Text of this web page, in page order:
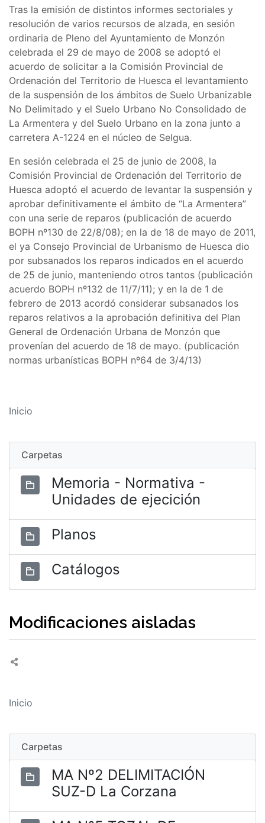
Tras la emisión de distintos informes sectoriales y
resolución de varios recursos de alzada, en sesión
ordinaria de Pleno del Ayuntamiento de Monzón
celebrada el 29 de mayo de 2008 se adoptó el
acuerdo de solicitar a la Comisión Provincial de
Ordenación del Territorio de Huesca el levantamiento
de la suspensión de los ámbitos de Suelo Urbanizable
No Delimitado y el Suelo Urbano No Consolidado de
La Armentera y del Suelo Urbano en la zona junto a
carretera A-1224 en el núcleo de Selgua.
En sesión celebrada el 25 de junio de 2008, la
Comisión Provincial de Ordenación del Territorio de
Huesca adoptó el acuerdo de levantar la suspensión y
aprobar definitivamente el ámbito de “La Armentera”
con una serie de reparos (publicación de acuerdo
BOPH nº130 de 22/8/08); en la de 18 de mayo de 2011,
el ya Consejo Provincial de Urbanismo de Huesca dio
por subsanados los reparos indicados en el acuerdo
de 25 de junio, manteniendo otros tantos (publicación
acuerdo BOPH nº132 de 11/7/11); y en la de 1 de
febrero de 2013 acordó considerar subsanados los
reparos relativos a la aprobación definitiva del Plan
General de Ordenación Urbana de Monzón que
provenían del acuerdo de 18 de mayo. (publicación
normas urbanísticas BOPH nº64 de 3/4/13)
Inicio
Carpetas
Memoria - Normativa -
Unidades de ejecición
Planos
Catálogos
Modificaciones aisladas
Inicio
Carpetas
MA Nº2 DELIMITACIÓN
SUZ-D La Corzana